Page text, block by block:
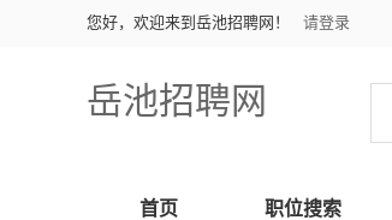
您好，欢迎来到岳池招聘网！ 请登录
岳池招聘网
首页 职位搜索